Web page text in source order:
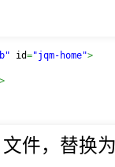
id="jqm-home">
>
文件，替换